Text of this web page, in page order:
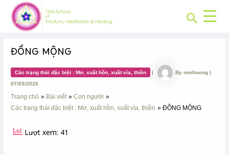
content
Search
ĐỒNG MỘNG
Các trạng thái đặc biệt : Mơ, xuất hồn, xuất vía, thiền | Byomihuong|
07/03/2026
Trang chủ Bài viết
Con người
Các trạng thái đặc biệt : Mơ, xuất hồn, xuất vía, thiền
ĐỒNG MỘNG
Lượt xem: 41
Post
navigation
CHUYÊN
MỤC: